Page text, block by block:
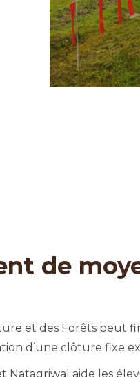
de
et des Forêts peut
d’une clôture fixe
Natagriwal aide les